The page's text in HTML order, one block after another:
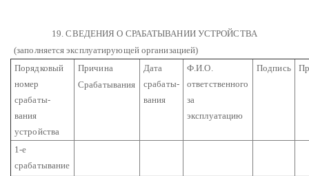
19. СВЕДЕНИЯ О СРАБАТЫВАНИИ УСТРОЙСТВА
(заполняется эксплуатирующей организацией)
Порядковый
номер
срабаты-
вания
устройства
Причина
Срабатывания
Дата
срабаты-
вания
Ф.И.О.
ответственного
за
эксплуатацию
Подпись
1-е
срабатывание